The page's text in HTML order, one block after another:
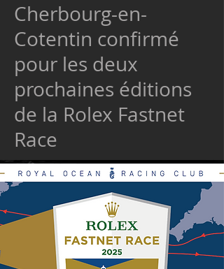
Cherbourg-en-
Cotentin confirmé
pour les deux
prochaines éditions
de la Rolex Fastnet
Race